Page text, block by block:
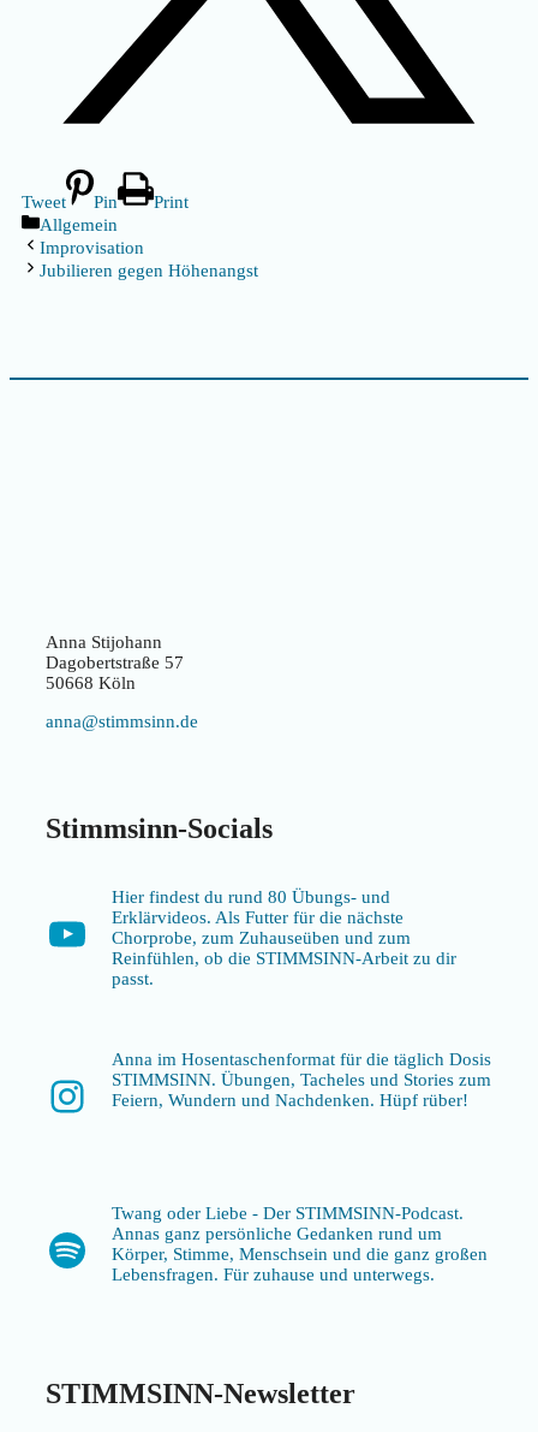
Tweet Pin
Print
Kategorien
Allgemein
Improvisation
Jubilieren gegen Höhenangst
Anna Stijohann
Dagobertstraße 57
50668 Köln
anna@stimmsinn.de
Stimmsinn-Socials
YouTube
Hier findest du rund 80 Übungs- und
Erklärvideos. Als Futter für die nächste
Chorprobe, zum Zuhauseüben und zum
Reinfühlen, ob die STIMMSINN-Arbeit zu dir
passt.
Instagram
Anna im Hosentaschenformat für die täglich Dosis
STIMMSINN. Übungen, Tacheles und Stories zum
Feiern, Wundern und Nachdenken. Hüpf rüber!
Spotify
Twang oder Liebe - Der STIMMSINN-Podcast.
Annas ganz persönliche Gedanken rund um
Körper, Stimme, Menschsein und die ganz großen
Lebensfragen. Für zuhause und unterwegs.
STIMMSINN-Newsletter